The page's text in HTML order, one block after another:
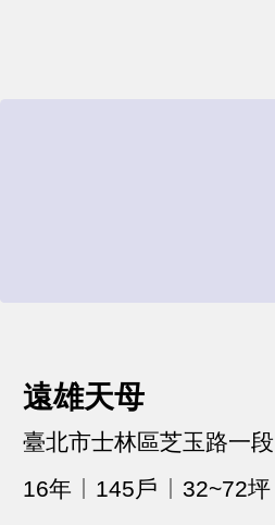
遠雄天母
臺北市士林區芝玉路一段
16年
145戶 32~72坪